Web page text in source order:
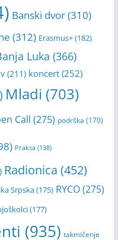
Banski dvor(310)
(312) Erasmus+(182)
Luka (366)
(211) koncert(252)
Mladi (703)
Call (275) podrška (170)
Praksa(138)
Radionica (452)
Srpska(175) RYCO(275)
(177)
(935) takmičenje